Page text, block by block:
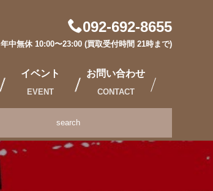
092-692-8655
年中無休 10:00〜23:00 (買取受付時間 21時まで)
イベント
EVENT
お問い合わせ
CONTACT
search